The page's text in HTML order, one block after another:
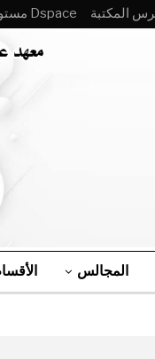
Dspace مستودع
المجالس